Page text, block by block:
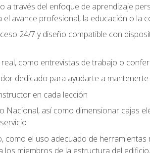
a través del enfoque de aprendizaje
avance profesional, la educación o la
24/7 y diseño compatible con
como entrevistas de trabajo o
dedicado para ayudarte a
en cada lección
Nacional, así como dimensionar cajas
como el uso adecuado de herramientas
miembros de la estructura del